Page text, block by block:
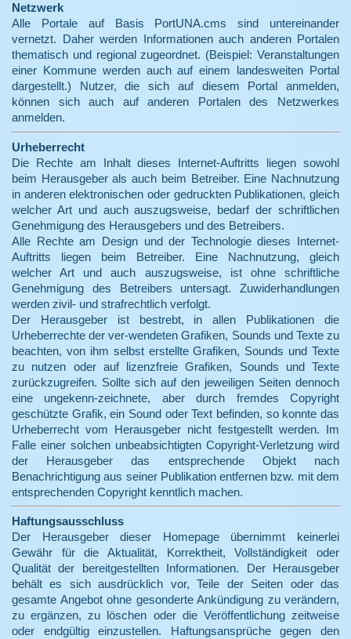
Netzwerk
Alle Portale auf Basis PortUNA.cms sind untereinander
vernetzt. Daher werden Informationen auch anderen Portalen
thematisch und regional zugeordnet. (Beispiel: Veranstaltungen
einer Kommune werden auch auf einem landesweiten Portal
dargestellt.) Nutzer, die sich auf diesem Portal anmelden,
können sich auch auf anderen Portalen des Netzwerkes
anmelden.
Urheberrecht
Die Rechte am Inhalt dieses Internet-Auftritts liegen sowohl
beim Herausgeber als auch beim Betreiber. Eine Nachnutzung
in anderen elektronischen oder gedruckten Publikationen, gleich
welcher Art und auch auszugsweise, bedarf der schriftlichen
Genehmigung des Herausgebers und des Betreibers.
Alle Rechte am Design und der Technologie dieses Internet-
Auftritts liegen beim Betreiber. Eine Nachnutzung, gleich
welcher Art und auch auszugsweise, ist ohne schriftliche
Genehmigung des Betreibers untersagt. Zuwiderhandlungen
werden zivil- und strafrechtlich verfolgt.
Der Herausgeber ist bestrebt, in allen Publikationen die
Urheberrechte der ver-wendeten Grafiken, Sounds und Texte zu
beachten, von ihm selbst erstellte Grafiken, Sounds und Texte
zu nutzen oder auf lizenzfreie Grafiken, Sounds und Texte
zurückzugreifen. Sollte sich auf den jeweiligen Seiten dennoch
eine ungekenn-zeichnete, aber durch fremdes Copyright
geschützte Grafik, ein Sound oder Text befinden, so konnte das
Urheberrecht vom Herausgeber nicht festgestellt werden. Im
Falle einer solchen unbeabsichtigten Copyright-Verletzung wird
der Herausgeber das entsprechende Objekt nach
Benachrichtigung aus seiner Publikation entfernen bzw. mit dem
entsprechenden Copyright kenntlich machen.
Haftungsausschluss
Der Herausgeber dieser Homepage übernimmt keinerlei
Gewähr für die Aktualität, Korrektheit, Vollständigkeit oder
Qualität der bereitgestellten Informationen. Der Herausgeber
behält es sich ausdrücklich vor, Teile der Seiten oder das
gesamte Angebot ohne gesonderte Ankündigung zu verändern,
zu ergänzen, zu löschen oder die Veröffentlichung zeitweise
oder endgültig einzustellen. Haftungsansprüche gegen den